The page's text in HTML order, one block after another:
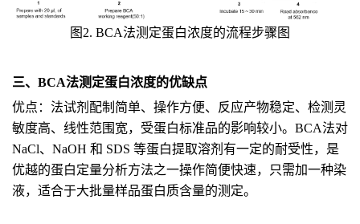
图 2. BCA法测定蛋白浓度的流程步骤图
三、 BCA法测定蛋白浓度的优缺点
优点： 法试剂配制简单、 操作方便、反应产物稳定、检测灵
敏度高、线性范围宽， 受蛋白标准品的影响较小。 BCA法对
NaCl、 NaOH 和 SDS 等蛋白提取溶剂有一定的耐受性，是
优越的蛋白定量分析方法之一操作简便快速，只需加一种染
液，适合于大批量样品蛋白质含量的测定。